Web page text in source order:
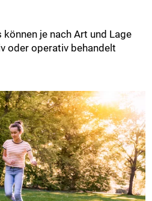
je nach Art und Lage
oder operativ behandelt